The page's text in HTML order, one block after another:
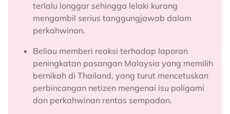
terlalu longgar sehingga lelaki kurang
mengambil serius tanggungjawab dalam
perkahwinan.
Beliau memberi reaksi terhadap laporan
peningkatan pasangan Malaysia yang memilih
bernikah di Thailand, yang turut mencetuskan
perbincangan netizen mengenai isu poligami
dan perkahwinan rentas sempadan.